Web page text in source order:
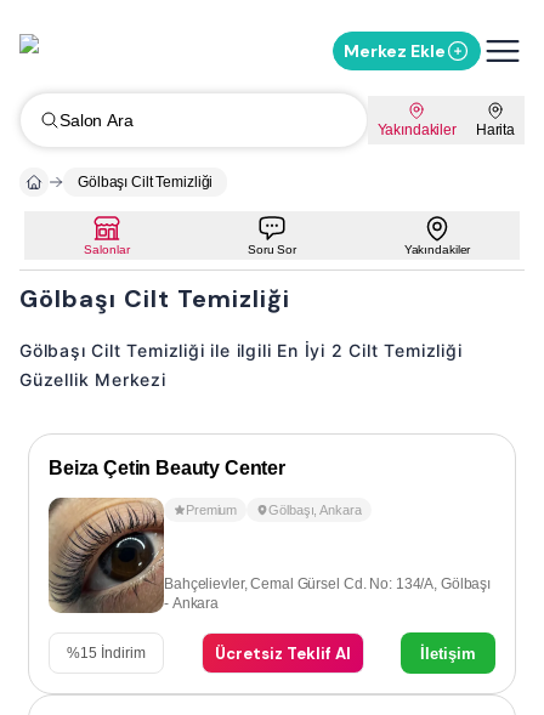
Merkez Ekle
Salon Ara Yakındakiler Harita
Gölbaşı Cilt Temizliği
Salonlar Soru Sor Yakındakiler
Gölbaşı Cilt Temizliği
Gölbaşı Cilt Temizliği ile ilgili En İyi 2 Cilt Temizliği
Güzellik Merkezi
Beiza Çetin Beauty Center
Premium Gölbaşı ,Ankara
Bahçelievler, Cemal Gürsel Cd. No: 134/A, Gölbaşı
- Ankara
%15 İndirim Ücretsiz Teklif Al İletişim